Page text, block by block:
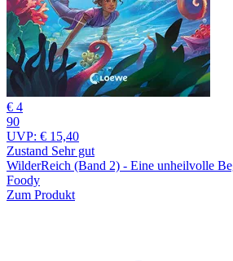
€ 4
90
UVP: € 15,40
Zustand Sehr gut
WilderReich (Band 2) - Eine unheilvolle
Foody
Zum Produkt